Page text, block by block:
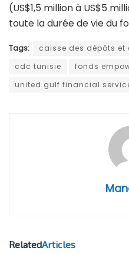
(US$1,5 million à US$5
toute la durée de vie du
Tags:
caisse des dépôts
cdc tunisie
fonds
united gulf financial
RelatedArticles